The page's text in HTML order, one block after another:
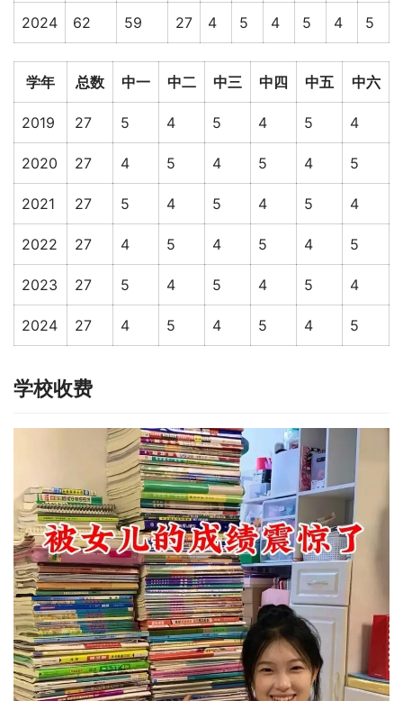
2024 62 59 27 4 5 4 5 4 5
学年 总数 中一 中二 中三 中四 中五 中六
2019 27 5 4 5 4 5 4
2020 27 4 5 4 5 4 5
2021 27 5 4 5 4 5 4
2022 27 4 5 4 5 4 5
2023 27 5 4 5 4 5 4
2024 27 4 5 4 5 4 5
学校收费